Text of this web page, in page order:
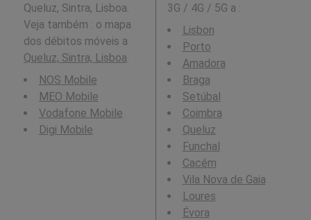
Queluz, Sintra, Lisboa.
Veja também : o mapa
dos débitos móveis a
Queluz, Sintra, Lisboa
NOS Mobile
MEO Mobile
Vodafone Mobile
Digi Mobile
3G / 4G / 5G a :
Lisbon
Porto
Amadora
Braga
Setúbal
Coimbra
Queluz
Funchal
Cacém
Vila Nova de Gaia
Loures
Évora